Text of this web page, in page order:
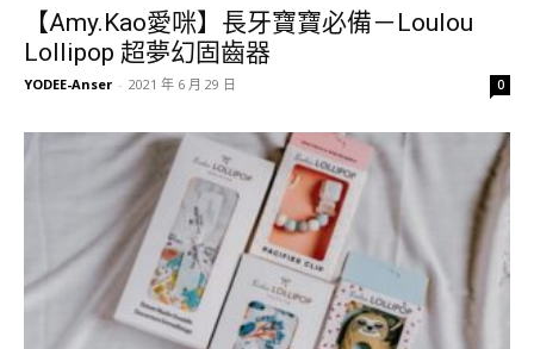
【Amy.Kao愛咪】長牙寶寶必備－Loulou
Lollipop 超夢幻固齒器
YODEE-Anser - 2021 年 6 月 29 日 0